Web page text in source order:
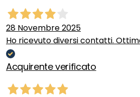
28 Novembre 2025
Ho ricevuto diversi contatti.
Acquirente verificato